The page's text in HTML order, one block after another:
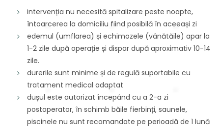
intervenția nu necesită spitalizare peste noapte,
întoarcerea la domiciliu fiind posibilă în aceeași zi
edemul (umflarea) și echimozele (vânătăile) apar la
1-2 zile după operație și dispar după aproximativ 10-14
zile.
durerile sunt minime și de regulă suportabile cu
tratament medical adaptat
dușul este autorizat începând cu a 2-a zi
postoperator, în schimb băile fierbinți, saunele,
piscinele nu sunt recomandate pe perioadă de 1 lună